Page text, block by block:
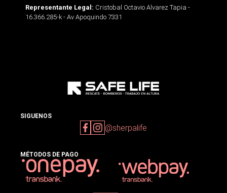
Representante Legal: Cristobal Octavio Alvarez Tapia -
16.366.285-k - Av Apoquindo 7331
SIGUENOS
@sherpalife
MÉTODOS DE PAGO